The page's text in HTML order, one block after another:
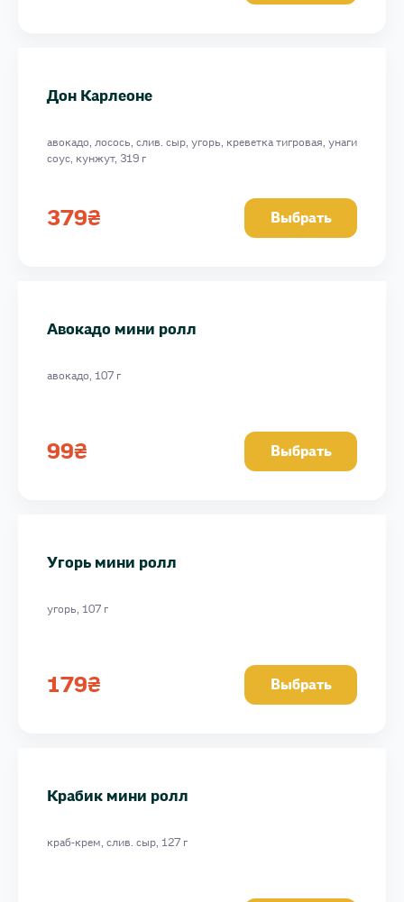
Дон Карлеоне
авокадо, лосось, слив. сыр, угорь, креветка тигровая, унаги
соус, кунжут, 319 г
379₴ Выбрать
Авокадо мини ролл
авокадо, 107 г
99₴ Выбрать
Угорь мини ролл
угорь, 107 г
179₴ Выбрать
Крабик мини ролл
краб-крем, слив. сыр, 127 г